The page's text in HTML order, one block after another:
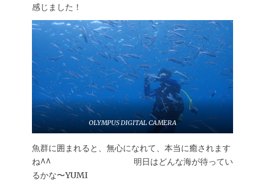
感じました！
OLYMPUS DIGITAL CAMERA
魚群に囲まれると、無心になれて、本当に癒されます
ね^^ 明日はどんな海が待ってい
るかな〜YUMI